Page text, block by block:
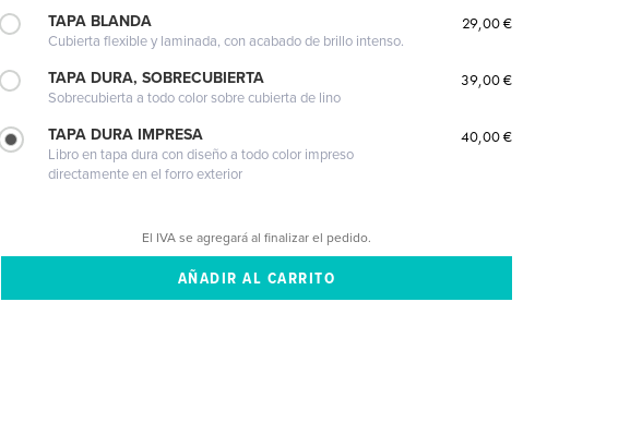
TAPA BLANDA
Cubierta flexible y laminada, con acabado de brillo intenso.
29,00 €
TAPA DURA, SOBRECUBIERTA
Sobrecubierta a todo color sobre cubierta de lino
39,00 €
TAPA DURA IMPRESA
Libro en tapa dura con diseño a todo color impreso
directamente en el forro exterior
40,00 €
El IVA se agregará al finalizar el pedido.